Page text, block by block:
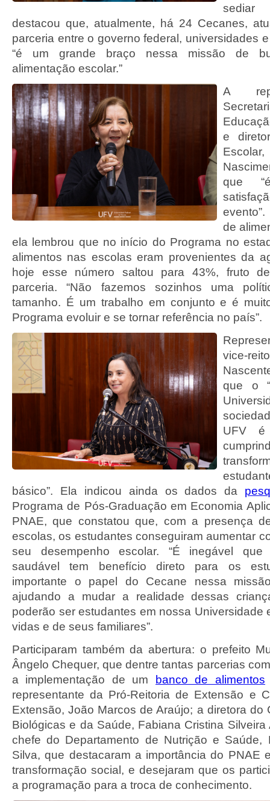
destacou que, atualmente, há 24 Cecanes,
parceria entre o governo federal, universidades
“é um grande braço nessa missão de
alimentação escolar.”
A
e
que
de
ela lembrou que no início do Programa no
alimentos nas escolas eram provenientes da
hoje esse número saltou para 43%, fruto
parceria. “Não fazemos sozinhos uma
tamanho. É um trabalho em conjunto e é
Programa evoluir e se tornar referência no país”.
vice-
que o
UFV é
básico”. Ela indicou ainda os dados da
Programa de Pós-Graduação em Economia
PNAE, que constatou que, com a presença
escolas, os estudantes conseguiram aumentar
seu desempenho escolar. “É inegável que
saudável tem benefício direto para os
importante o papel do Cecane nessa
ajudando a mudar a realidade dessas
poderão ser estudantes em nossa Universidade
vidas e de seus familiares”.
Participaram também da abertura: o prefeito
Ângelo Chequer, que dentre tantas parcerias
a implementação de um
banco de alimentos
representante da Pró-Reitoria de Extensão e
Extensão, João Marcos de Araújo; a diretora do
Biológicas e da Saúde, Fabiana Cristina
chefe do Departamento de Nutrição e Saúde,
Silva, que destacaram a importância do PNAE
transformação social, e desejaram que os
a programação para a troca de conhecimento.